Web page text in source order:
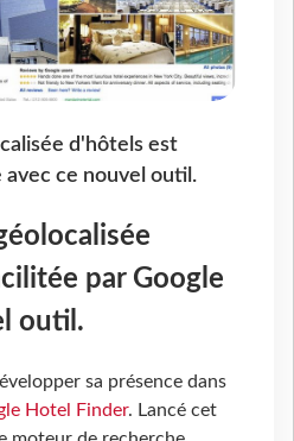
d'hôtels est
ce nouvel outil.
par Google
outil.
sa présence dans
Hotel Finder. Lancé cet